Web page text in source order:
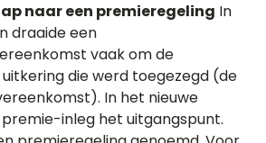
naar een premieregeling In
draaide een
vaak om de
die werd toegezegd (de
In het nieuwe
premie-inleg het uitgangspunt.